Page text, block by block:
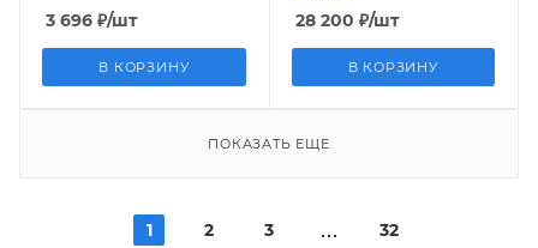
3 696 ₽/шт
В КОРЗИНУ
28 200 ₽/шт
В КОРЗИНУ
ПОКАЗАТЬ ЕЩЕ
1 2 3 32